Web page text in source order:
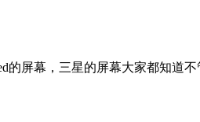
的屏幕，三星的屏幕大家都知